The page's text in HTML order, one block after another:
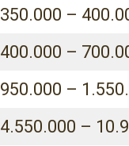
350.000 –
400.000 –
950.000 –
4.550.000 –